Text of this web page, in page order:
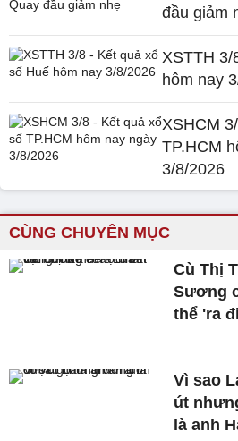
đầu giảm
XSTTH 3/
hôm nay
XSHCM
TP.HCM
3/8/2026
CÙNG CHUYÊN MỤC
Cù Thị
Sương
thể 'ra
Vì sao
út
là anh